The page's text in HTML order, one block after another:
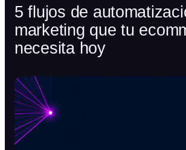
5 flujos de
marketing que tu
necesita hoy